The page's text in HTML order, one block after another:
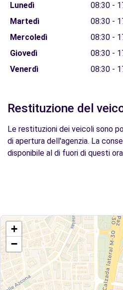
Lunedì
08:30 -
Martedì
08:30 -
Mercoledì
08:30 -
Giovedì
08:30 -
Venerdì
08:30 -
Restituzione del
Le restituzioni dei veicoli sono
di apertura dell'agenzia. La
disponibile al di fuori di questi
+
−